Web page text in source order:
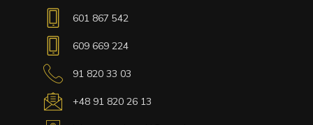
601 867 542
609 669 224
91 820 33 03
+48 91 820 26 13